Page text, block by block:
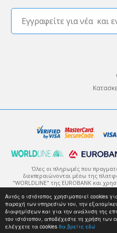
Αυτός ο ιστότοπος χρησιμοποιεί cookies
παροχή των υπηρεσιών του, την
διαφημίσεων και για την ανάλυση της
του ιστότοπου, αποδέχεστε τη χρήση των
ελέγχετε τα cookies θα βρείτε εδώ
Όλες οι πληρωμές που
διεκπεραιώνονται μέσω της
"WORLDLINE" της EUROBANK και
πρωτόκολλο κρυπτογράφησης
Η κρυπτογράφηση είναι ένας
μέχρι αυτή να φτάσει στον ορισμένο
να την αποκωδικοποιήσει με